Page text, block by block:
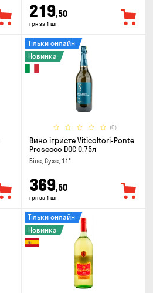
219,50
грн за 1 шт
(0)
Тільки онлайн
Новинка
Вино ігристе Viticoltori-Ponte
Prosecco DOC 0.75л
Біле, Сухе, 11°
369,50
грн за 1 шт
Тільки онлайн
Новинка